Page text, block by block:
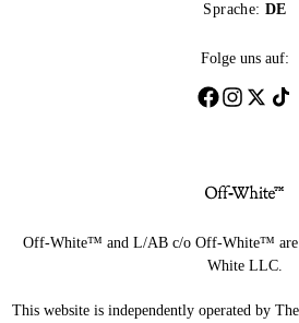
Sprache: DE
Folge uns auf:
Off-White™ and L/AB c/o Off-White™ are
White LLC.
This website is independently operated by